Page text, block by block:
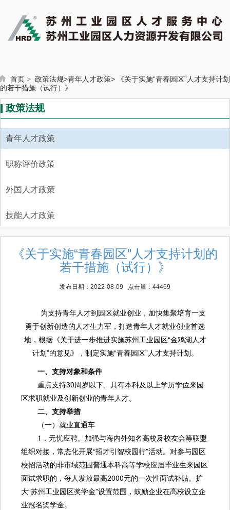
首页 > 政策法规>青年人才政策>
《关于实施“青春园区”人才支持计划
的若干措施（试行）》
政策法规
青年人才政策
职称评价政策
外国人才政策
技能人才政策
《关于实施“青春园区”人才支持计划的
若干措施（试行）》
发布日期：2022-08-09 点击量：44469
为支持青年人才到园区就业创业，加快集聚培育一支
勇于创新创造的人才生力军，打造青年人才就业创业首选
地，根据《关于进一步推进实施苏州工业园区“金鸡湖人才
计划”的意见》，制定实施“青春园区”人才支持计划。
一、支持对象和条件
重点支持30周岁以下、具有本科及以上学历学位来园
区求职就业及创新创业的青年人才。
二、支持举措
（一）就业直通车
1．无忧应聘。加强与海内外知名高校及校友会等联盟
组织对接，常态化开展“招才引智校园行”活动。对参与园区
校招活动的非市域范围普通本科高等学校应届毕业生来园区
面试求职的，每人发放最高2000元的一次性面试补贴。扩
大“苏州工业园区奖学金”设置范围，鼓励企业在高校设立企
业冠名奖学金。